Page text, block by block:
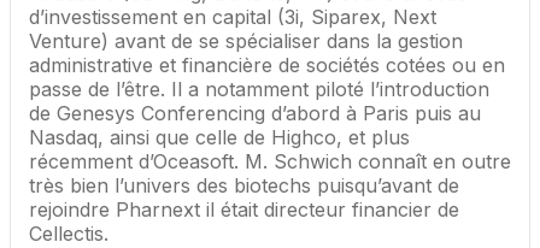
d’investissement en capital (3i, Siparex, Next
Venture) avant de se spécialiser dans la gestion
administrative et financière de sociétés cotées ou en
passe de l’être. Il a notamment piloté l’introduction
de Genesys Conferencing d’abord à Paris puis au
Nasdaq, ainsi que celle de Highco, et plus
récemment d’Oceasoft. M. Schwich connaît en outre
très bien l’univers des biotechs puisqu’avant de
rejoindre Pharnext il était directeur financier de
Cellectis.